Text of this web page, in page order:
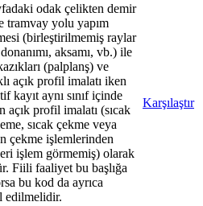
odak çelikten demir
tramvay yolu yapım
(birleştirilmemiş raylar
aksamı, vb.) ile
(palplanş) ve
açık profil imalatı iken
kayıt aynı sınıf içinde
açık profil imalatı (sıcak
sıcak çekme veya
çekme işlemlerinden
işlem görmemiş) olarak
Fiili faaliyet bu başlığa
bu kod da ayrıca
edilmelidir.
Karşılaştır